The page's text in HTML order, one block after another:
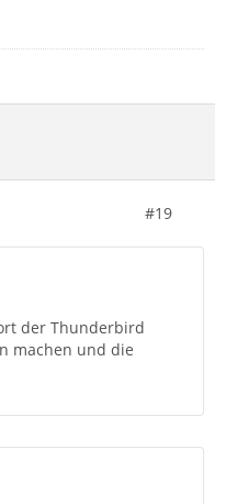
#19
der Thunderbird
machen und die